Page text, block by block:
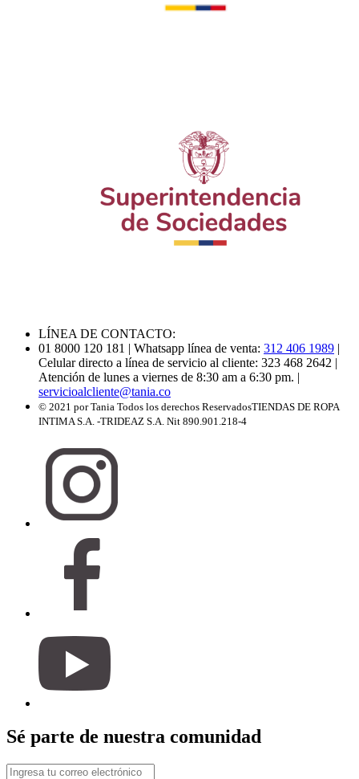
LÍNEA DE CONTACTO:
01 8000 120 181 | Whatsapp línea de venta: 312 406 1989 |
Celular directo a línea de servicio al cliente: 323 468 2642 |
Atención de lunes a viernes de 8:30 am a 6:30 pm. |
servicioalcliente@tania.co
© 2021 por Tania Todos los derechos ReservadosTIENDAS DE ROPA
INTIMA S.A. -TRIDEAZ S.A. Nit 890.901.218-4
Sé parte de nuestra comunidad